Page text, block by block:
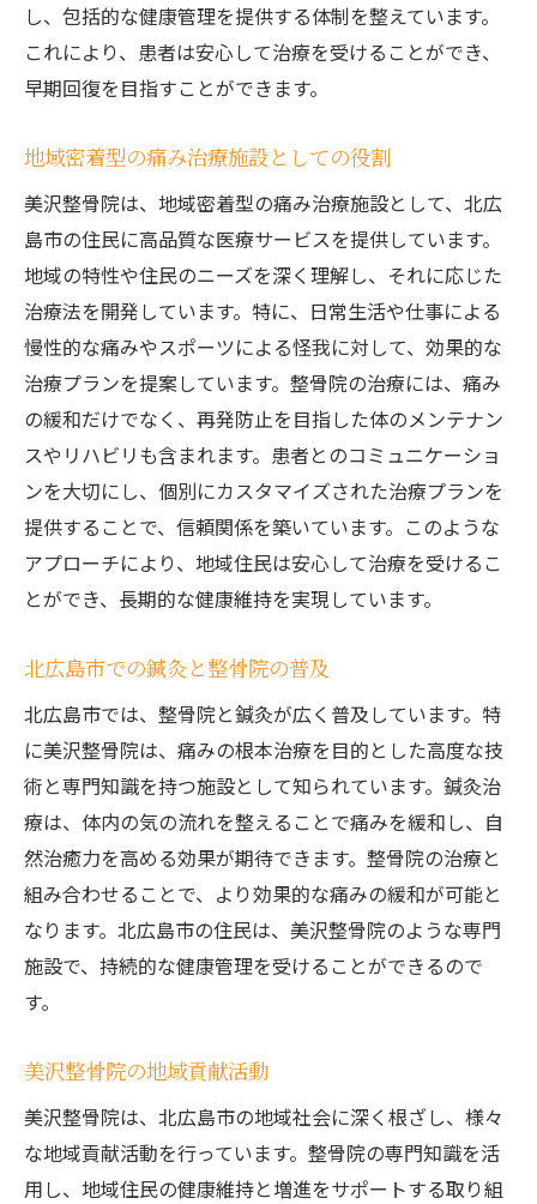
し、包括的な健康管理を提供する体制を整えています。
これにより、患者は安心して治療を受けることができ、
早期回復を目指すことができます。
地域密着型の痛み治療施設としての役割
美沢整骨院は、地域密着型の痛み治療施設として、北広
島市の住民に高品質な医療サービスを提供しています。
地域の特性や住民のニーズを深く理解し、それに応じた
治療法を開発しています。特に、日常生活や仕事による
慢性的な痛みやスポーツによる怪我に対して、効果的な
治療プランを提案しています。整骨院の治療には、痛み
の緩和だけでなく、再発防止を目指した体のメンテナン
スやリハビリも含まれます。患者とのコミュニケーショ
ンを大切にし、個別にカスタマイズされた治療プランを
提供することで、信頼関係を築いています。このような
アプローチにより、地域住民は安心して治療を受けるこ
とができ、長期的な健康維持を実現しています。
北広島市での鍼灸と整骨院の普及
北広島市では、整骨院と鍼灸が広く普及しています。特
に美沢整骨院は、痛みの根本治療を目的とした高度な技
術と専門知識を持つ施設として知られています。鍼灸治
療は、体内の気の流れを整えることで痛みを緩和し、自
然治癒力を高める効果が期待できます。整骨院の治療と
組み合わせることで、より効果的な痛みの緩和が可能と
なります。北広島市の住民は、美沢整骨院のような専門
施設で、持続的な健康管理を受けることができるので
す。
美沢整骨院の地域貢献活動
美沢整骨院は、北広島市の地域社会に深く根ざし、様々
な地域貢献活動を行っています。整骨院の専門知識を活
用し、地域住民の健康維持と増進をサポートする取り組